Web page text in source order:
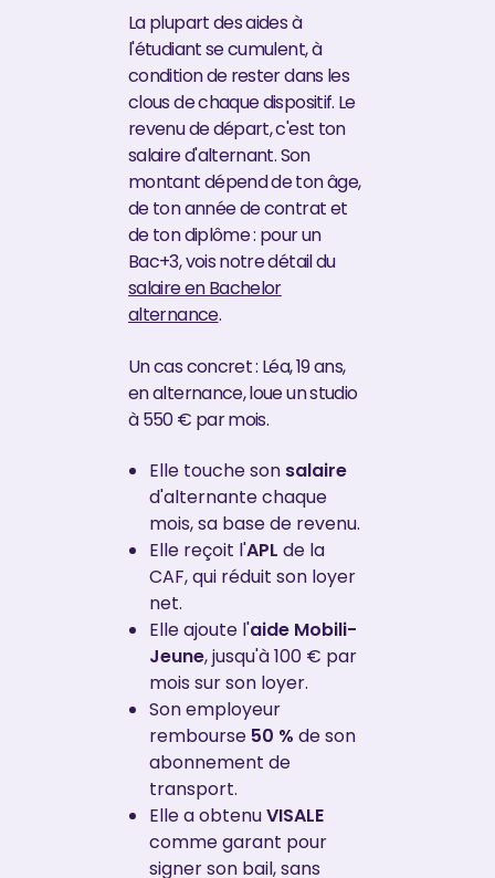
La plupart des aides à
l'étudiant se cumulent, à
condition de rester dans les
clous de chaque dispositif. Le
revenu de départ, c'est ton
salaire d'alternant. Son
montant dépend de ton âge,
de ton année de contrat et
de ton diplôme : pour un
Bac+3, vois notre détail du
salaire en Bachelor
alternance.
Un cas concret : Léa, 19 ans,
en alternance, loue un studio
à 550 € par mois.
Elle touche son salaire
d'alternante chaque
mois, sa base de revenu.
Elle reçoit l'APL de la
CAF, qui réduit son loyer
net.
Elle ajoute l'aide Mobili-
Jeune, jusqu'à 100 € par
mois sur son loyer.
Son employeur
rembourse 50 % de son
abonnement de
transport.
Elle a obtenuVISALE
comme garant pour
signer son bail, sans